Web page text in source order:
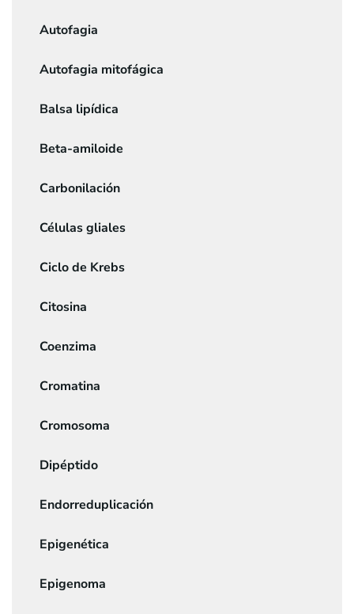
Autofagia
Autofagia mitofágica
Balsa lipídica
Beta-amiloide
Carbonilación
Células gliales
Ciclo de Krebs
Citosina
Coenzima
Cromatina
Cromosoma
Dipéptido
Endorreduplicación
Epigenética
Epigenoma